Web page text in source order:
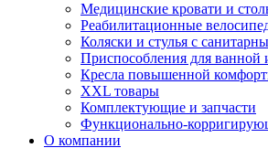
Медицинские кровати и
Реабилитационные
Коляски и стулья с
Приспособления для ванной
Кресла повышенной
XXL товары
Комплектующие и запчасти
Функционально-
О компании